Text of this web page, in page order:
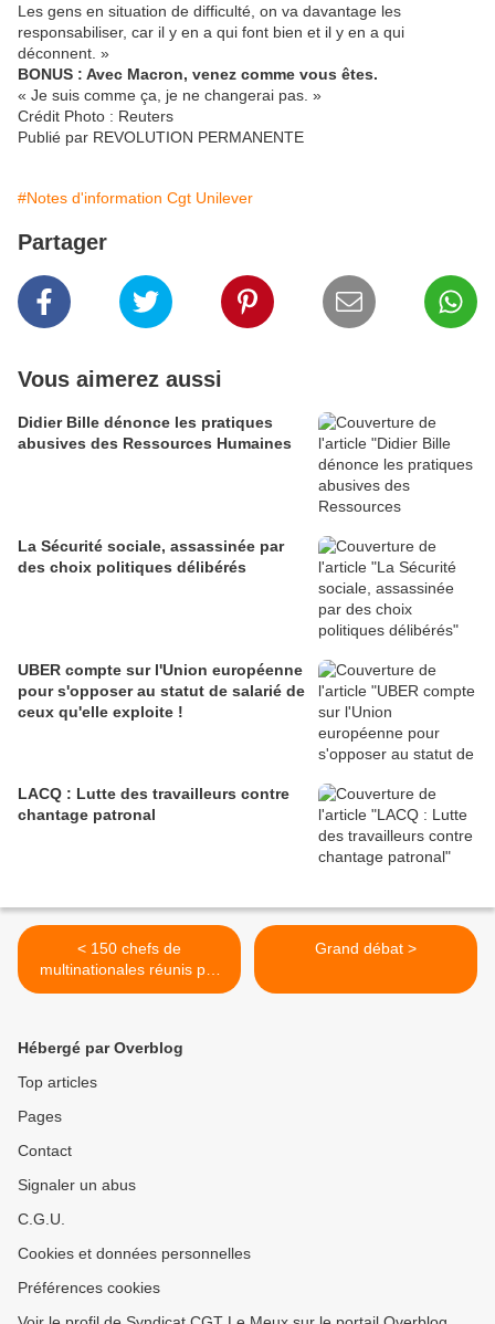
Les gens en situation de difficulté, on va davantage les
responsabiliser, car il y en a qui font bien et il y en a qui
déconnent. »
BONUS : Avec Macron, venez comme vous êtes.
« Je suis comme ça, je ne changerai pas. »
Crédit Photo : Reuters
Publié par REVOLUTION PERMANENTE
#Notes d'information Cgt Unilever
Partager
Vous aimerez aussi
Didier Bille dénonce les pratiques
abusives des Ressources Humaines
La Sécurité sociale, assassinée par
des choix politiques délibérés
UBER compte sur l'Union européenne
pour s'opposer au statut de salarié de
ceux qu'elle exploite !
LACQ : Lutte des travailleurs contre
chantage patronal
< 150 chefs de
multinationales réunis par
Macron : TOUS à
Grand débat >
Hébergé par Overblog
Top articles
Pages
Contact
Signaler un abus
C.G.U.
Cookies et données personnelles
Préférences cookies